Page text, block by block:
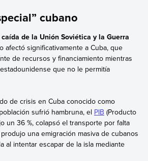
cubano
de la Unión Soviética y la Guerra
afectó significativamente a Cuba, que
de recursos y financiamiento mientras
que no le permitía
de crisis en Cuba conocido como
sufrió hambruna, el PIB (Producto
un 36 %, colapsó el transporte por falta
una emigración masiva de cubanos
al intentar escapar de la isla mediante